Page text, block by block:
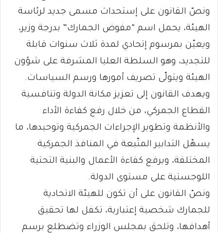
ونصّ القانون على إستحداث مسمى جديد لرئاسة
الهيئة، يحمل اسم “مفوض الجمارك” بدرجة وزير،
ويعيّن بمرسوم إتحادي لمدة ثلاث سنوات قابلة
للتجديد، وهو السلطة العليا المشرفة على شؤون
الهيئة ويتولّى تصريف أمورها ورسم السياسات.
ويهدف القانون إلى تعزيز مكانة الدولة وتنافسية
القطاع الجمركي، من خلال رفع كفاءة الأداء
والأنظمة وتطوير الإجراءات الجمركية وتوحيدها، ما
يسهّل التدابير المتّبعة في المنافذ الجمركية
المختلفة، ويرفع كفاءة الأعمال والبنية التحتية
اللوجستية على مستوى الدولة.
ونصّ القانون على أن تكون للهيئة الاتحادية
للجمارك شخصية إعتبارية، تكفل لها تحقيق
أهدافها، وتلحق بمجلس الوزراء وتضطلع برسم